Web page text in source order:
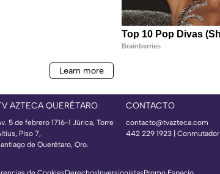
AZTECA QUERÉTARO
5 de febrero 1716-1 Júrica, Torre
Piso 7,
de Querétaro, Qro.
CONTACTO
contacto@tvazteca.com
442 229 1923 | Conmutador